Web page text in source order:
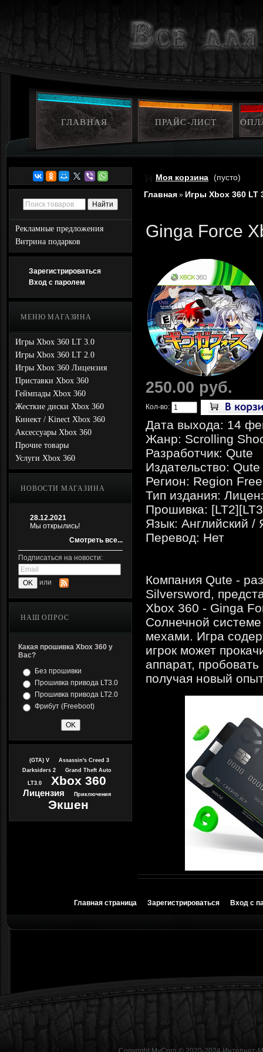
ГЛАВНАЯ ПРАЙС-ЛИСТ
Рекламные предложения
Витрина подарков
Зарегистрироваться
Вход с паролем
МЕНЮ МАГАЗИНА
Игры Xbox 360 LT 3.0
Игры Xbox 360 LT 2.0
Игры Xbox 360 Лицензия
Приставки Xbox 360
Геймпады Xbox 360
Жесткие диски Xbox 360
Кинект / Kinect Xbox 360
Аксессуары Xbox 360
Прочие товары
Услуги Xbox 360
НОВОСТИ МАГАЗИНА
28.12.2021
Мы открылись!
Смотреть все...
Подписаться на новости:
или
НАШ ОПРОС
Какая прошивка Xbox 360 у
Вас?
Без прошивки
Прошивка привода LT3.0
Прошивка привода LT2.0
Фрибут (Freeboot)
(GTA) V
Assassin's Creed 3
Darksiders 2
Grand Theft Auto
LT3.0 Xbox 360
Лицензия Приключения
Экшен
Моя корзина (пусто)
Главная » Игры Xbox 360 LT
Ginga Force
250.00 руб.
Кол-во:
Дата выхода: 14
Жанр: Scrolling
Разработчик: Qute
Издательство: Qute
Регион: Region Free
Тип издания:
Прошивка:
Язык: Английский /
Перевод: Нет
Компания Qute -
Silversword,
Xbox 360 - Ginga
Солнечной системе
мехами. Игра
игрок может
аппарат,
получая новый
Главная страница Зарегистрироваться Вход с